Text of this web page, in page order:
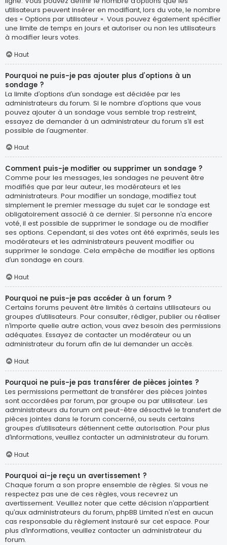
utilisateurs peuvent insérer en modifiant, lors du vote, le nombre
des « Options par utilisateur ». Vous pouvez également spécifier
une limite de temps en jours et autoriser ou non les utilisateurs
à modifier leurs votes.
Haut
Pourquoi ne puis-je pas ajouter plus d’options à un
sondage ?
La limite d’options d’un sondage est décidée par les
administrateurs du forum. Si le nombre d’options que vous
pouvez ajouter à un sondage vous semble trop restreint,
essayez de demander à un administrateur du forum s’il est
possible de l’augmenter.
Haut
Comment puis-je modifier ou supprimer un sondage ?
Comme pour les messages, les sondages ne peuvent être
modifiés que par leur auteur, les modérateurs et les
administrateurs. Pour modifier un sondage, modifiez tout
simplement le premier message du sujet car le sondage est
obligatoirement associé à ce dernier. Si personne n’a encore
voté, il est possible de supprimer le sondage ou de modifier
ses options. Cependant, si des votes ont été exprimés, seuls les
modérateurs et les administrateurs peuvent modifier ou
supprimer le sondage. Cela empêche de modifier les options
d’un sondage en cours.
Haut
Pourquoi ne puis-je pas accéder à un forum ?
Certains forums peuvent être limités à certains utilisateurs ou
groupes d’utilisateurs. Pour consulter, rédiger, publier ou réaliser
n’importe quelle autre action, vous avez besoin des permissions
adéquates. Essayez de contacter un modérateur ou un
administrateur du forum afin de lui demander un accès.
Haut
Pourquoi ne puis-je pas transférer de pièces jointes ?
Les permissions permettant de transférer des pièces jointes
sont accordées par forum, par groupe ou par utilisateur. Les
administrateurs du forum ont peut-être désactivé le transfert de
pièces jointes dans le forum concerné, ou seuls certains
groupes d’utilisateurs détiennent cette autorisation. Pour plus
d’informations, veuillez contacter un administrateur du forum.
Haut
Pourquoi ai-je reçu un avertissement ?
Chaque forum a son propre ensemble de règles. Si vous ne
respectez pas une de ces règles, vous recevrez un
avertissement. Veuillez noter que cette décision n’appartient
qu’aux administrateurs du forum, phpBB Limited n’est en aucun
cas responsable du règlement instauré sur cet espace. Pour
plus d’informations, veuillez contacter un administrateur du
forum.